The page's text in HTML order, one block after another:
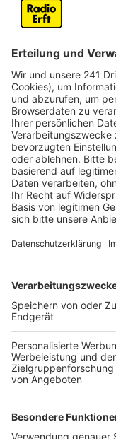
getrennt werden.
nächsten Sommer
dafür auch neues
Vorschlag sollen
Räumlichkeiten
bleiben oder
umziehen.
Die Übernahme
jährliche Kosten
Eine andere
Kita übernimmt
in Erftstadt
Weitere
Anzeige
heute